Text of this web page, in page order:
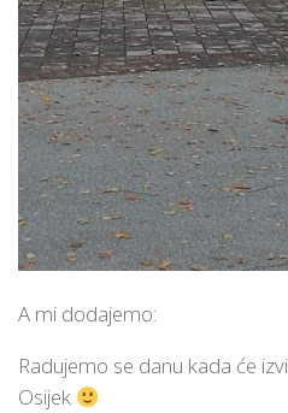
A mi dodajemo:
Radujemo se danu kada će
Osijek